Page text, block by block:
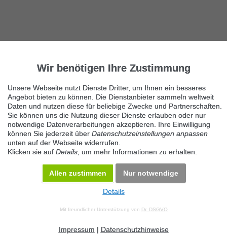
Datenschutz Impressum Kontakt Datenschutz anpassen Desktop Version
Wir benötigen Ihre Zustimmung
Unsere Webseite nutzt Dienste Dritter, um Ihnen ein besseres
Angebot bieten zu können. Die Dienstanbieter sammeln weltweit
Daten und nutzen diese für beliebige Zwecke und Partnerschaften.
Sie können uns die Nutzung dieser Dienste erlauben oder nur
notwendige Datenverarbeitungen akzeptieren. Ihre Einwilligung
können Sie jederzeit über Datenschutzeinstellungen anpassen
unten auf der Webseite widerrufen.
Klicken sie auf Details , um mehr Informationen zu erhalten.
Allen zustimmen Nur notwendige
Details
Mit freundlicher Unterstützung von Dr. DSGVO
Impressum | Datenschutzhinweise